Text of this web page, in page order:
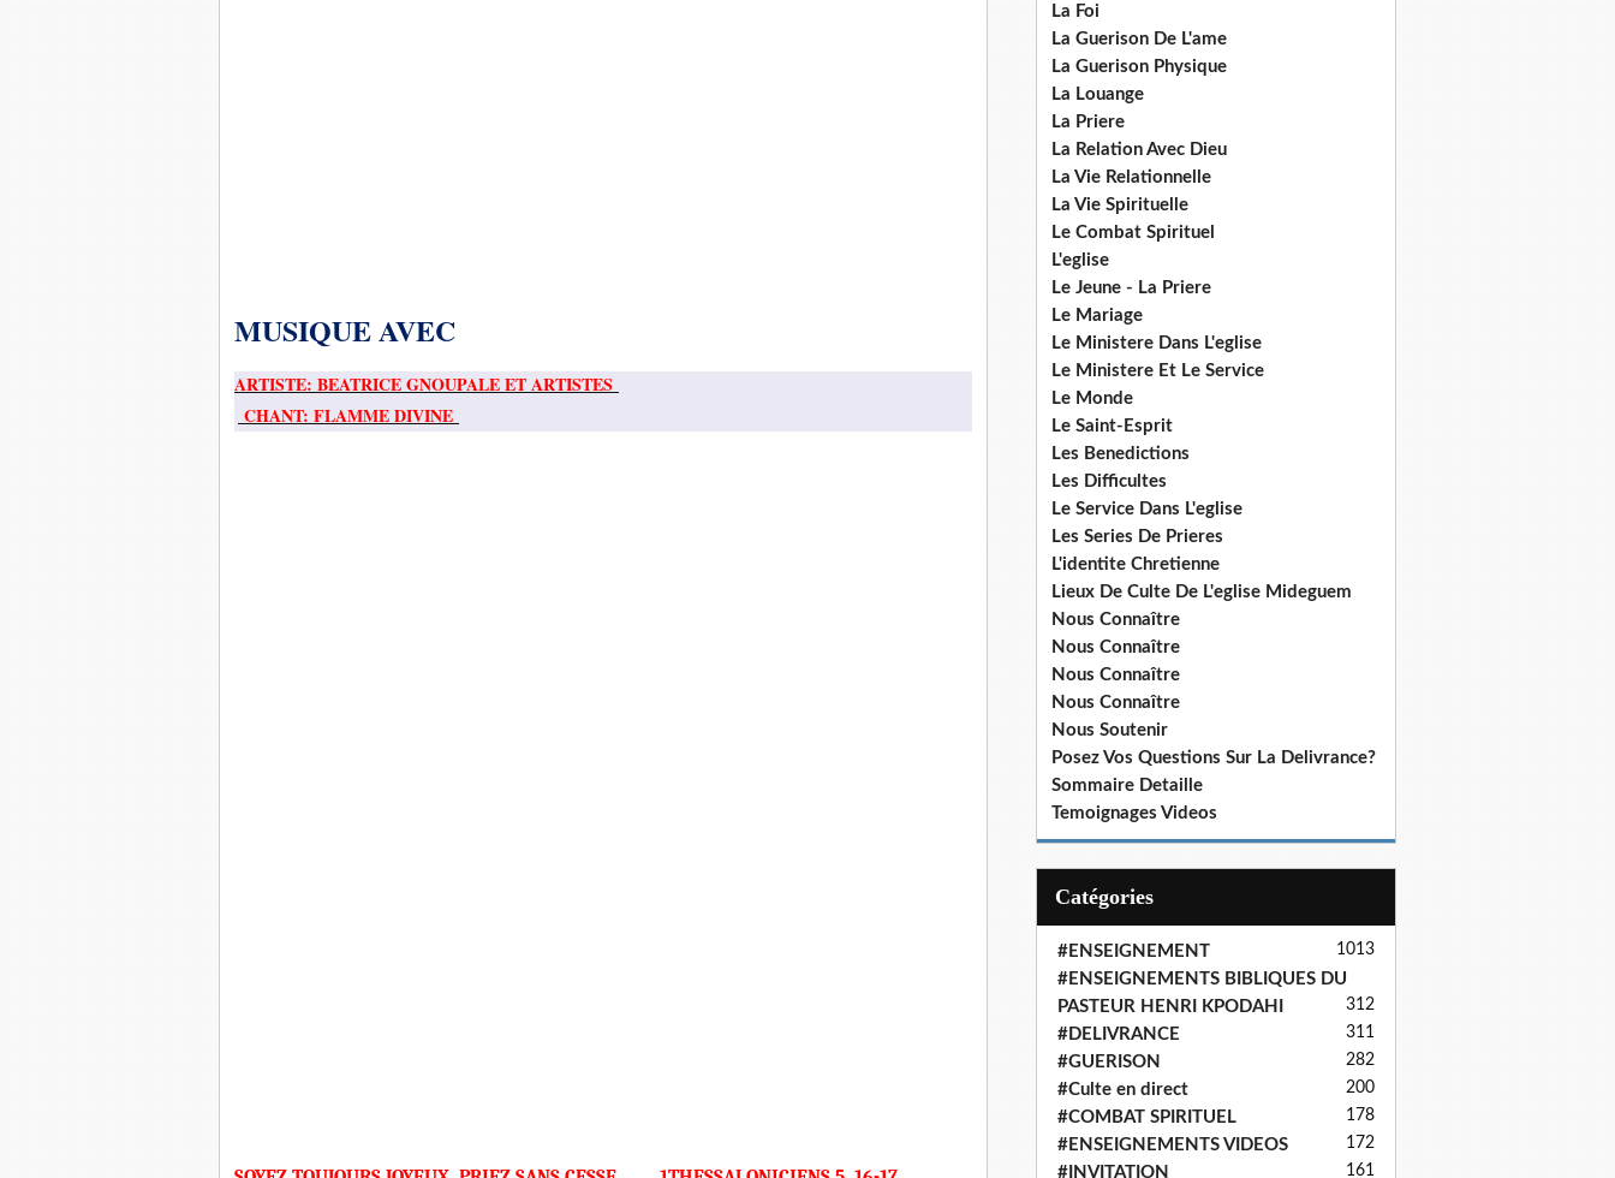
MUSIQUE AVEC
ARTISTE: BEATRICE GNOUPALE ET ARTISTES
CHANT: FLAMME DIVINE
La Foi
La Guerison De L'ame
La Guerison Physique
La Louange
La Priere
La Relation Avec Dieu
La Vie Relationnelle
La Vie Spirituelle
Le Combat Spirituel
L'eglise
Le Jeune - La Priere
Le Mariage
Le Ministere Dans L'eglise
Le Ministere Et Le Service
Le Monde
Le Saint-Esprit
Les Benedictions
Les Difficultes
Le Service Dans L'eglise
Les Series De Prieres
L'identite Chretienne
Lieux De Culte De L'eglise Mideguem
Nous Connaître
Nous Connaître
Nous Connaître
Nous Connaître
Nous Soutenir
Posez Vos Questions Sur La Delivrance?
Sommaire Detaille
Temoignages Videos
Catégories
#ENSEIGNEMENT 1013
#ENSEIGNEMENTS BIBLIQUES DU
PASTEUR HENRI KPODAHI
312
#DELIVRANCE 311
#GUERISON 282
#Culte en direct 200
#COMBAT SPIRITUEL 178
#ENSEIGNEMENTS VIDEOS 172
#INVITATION 161